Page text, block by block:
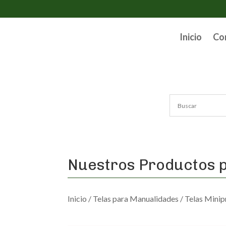
Inicio
Nuestros Productos
Inicio / Telas para Manualidades / Telas